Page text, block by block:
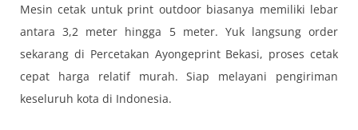
Mesin cetak untuk print outdoor biasanya memiliki lebar
antara 3,2 meter hingga 5 meter. Yuk langsung order
sekarang di Percetakan Ayongeprint Bekasi, proses cetak
cepat harga relatif murah. Siap melayani pengiriman
keseluruh kota di Indonesia.